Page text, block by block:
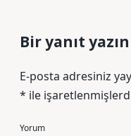
Bir yanıt yazın
E-posta adresiniz
* ile
Yorum